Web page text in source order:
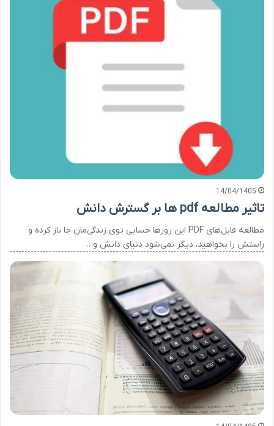
14/04/1405
تاثیر مطالعه pdf ها بر گسترش دانش
مطالعه فایل‌های PDF این روزها حسابی توی زندگی‌مان جا باز کرده و
راستش را بخواهید، دیگر نمی‌شود دنیای دانش و…